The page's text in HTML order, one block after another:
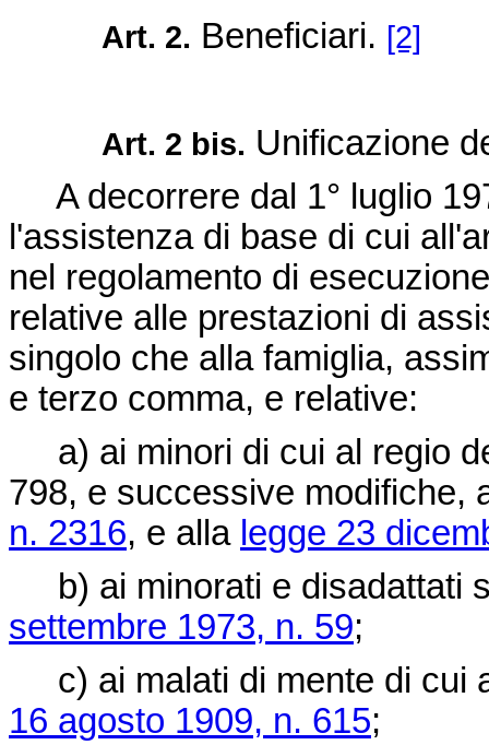
Art. 2. Beneficiari. [2]
Art. 2 bis. Unificazione
A decorrere dal 1° luglio
l'assistenza di base di cui
nel regolamento di
relative alle prestazioni di
singolo che alla famiglia,
e terzo comma, e relative:
a) ai minori di cui al regio
798, e successive modifiche,
n. 2316, e alla legge 23
b) ai minorati e disadattati
settembre 1973, n. 59;
c) ai malati di mente di cui
16 agosto 1909, n. 615;